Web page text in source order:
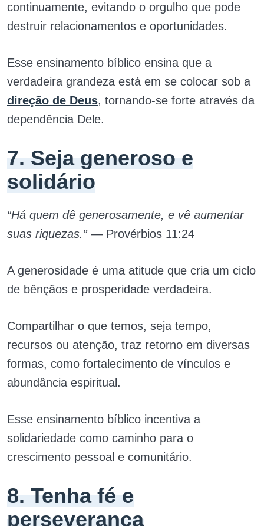
continuamente, evitando o orgulho que pode
destruir relacionamentos e oportunidades.
Esse ensinamento bíblico ensina que a
verdadeira grandeza está em se colocar sob a
direção de Deus, tornando-se forte através da
dependência Dele.
7. Seja generoso e
solidário
“Há quem dê generosamente, e vê aumentar
suas riquezas.” — Provérbios 11:24
A generosidade é uma atitude que cria um ciclo
de bênçãos e prosperidade verdadeira.
Compartilhar o que temos, seja tempo,
recursos ou atenção, traz retorno em diversas
formas, como fortalecimento de vínculos e
abundância espiritual.
Esse ensinamento bíblico incentiva a
solidariedade como caminho para o
crescimento pessoal e comunitário.
8. Tenha fé e
perseverança